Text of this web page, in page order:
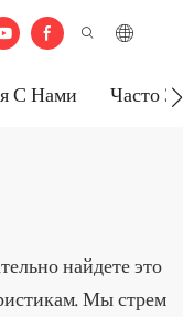
С Нами Часто
найдете это
Мы стрем